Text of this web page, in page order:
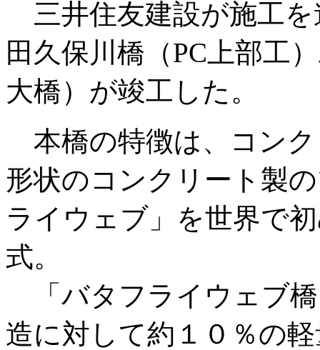
三井住友建設が施工
田久保川橋（PC上部工
大橋）が竣工した。
本橋の特徴は、コン
形状のコンクリート製
ライウェブ」を世界で
式。
「バタフライウェブ
造に対して約１０％の